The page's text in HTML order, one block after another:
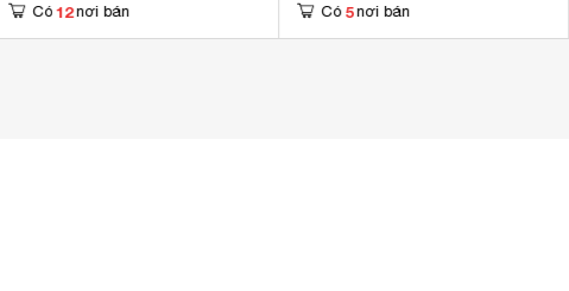
Có 12 nơi bán Có 5 nơi bán